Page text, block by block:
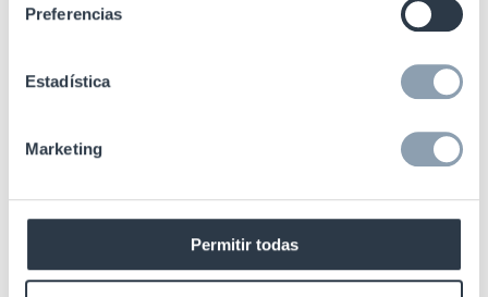
Preferencias
Estadística
Marketing
Permitir todas